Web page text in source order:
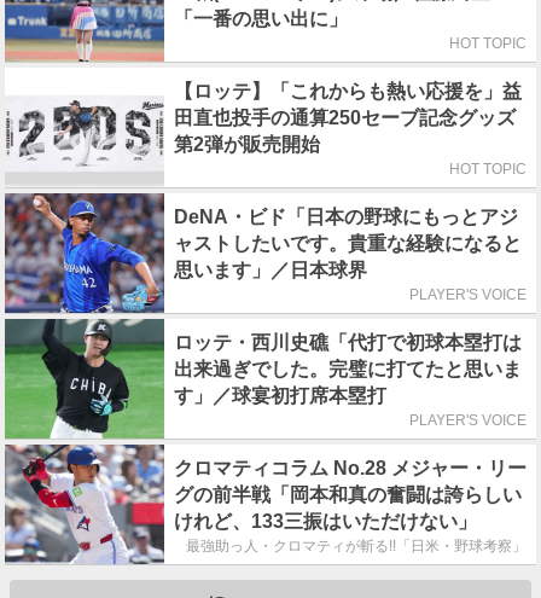
「一番の思い出に」
HOT TOPIC
【ロッテ】「これからも熱い応援を」益
田直也投手の通算250セーブ記念グッズ
第2弾が販売開始
HOT TOPIC
DeNA・ビド「日本の野球にもっとアジ
ャストしたいです。貴重な経験になると
思います」／日本球界
PLAYER'S VOICE
ロッテ・西川史礁「代打で初球本塁打は
出来過ぎでした。完璧に打てたと思いま
す」／球宴初打席本塁打
PLAYER'S VOICE
クロマティコラム No.28 メジャー・リー
グの前半戦「岡本和真の奮闘は誇らしい
けれど、133三振はいただけない」
最強助っ人・クロマティが斬る!!「日米・野球考察」